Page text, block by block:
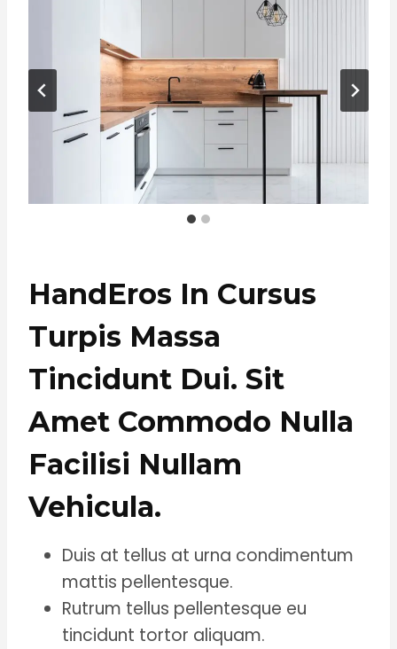
HandEros In Cursus
Turpis Massa
Tincidunt Dui. Sit
Amet Commodo Nulla
Facilisi Nullam
Vehicula.
Duis at tellus at urna condimentum
mattis pellentesque.
Rutrum tellus pellentesque eu
tincidunt tortor aliquam.